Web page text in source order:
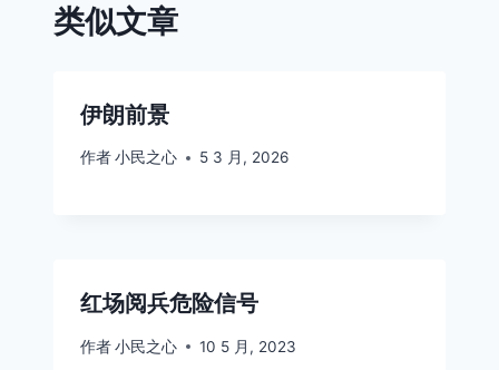
类似文章
伊朗前景
作者小民之心 5 3 月, 2026
红场阅兵危险信号
作者小民之心 10 5 月, 2023